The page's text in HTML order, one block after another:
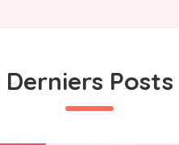
Derniers Posts